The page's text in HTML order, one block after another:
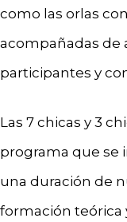
como las orlas
acompañadas de
participantes y
Las 7 chicas y 3
programa que se
una duración de
formación teórica